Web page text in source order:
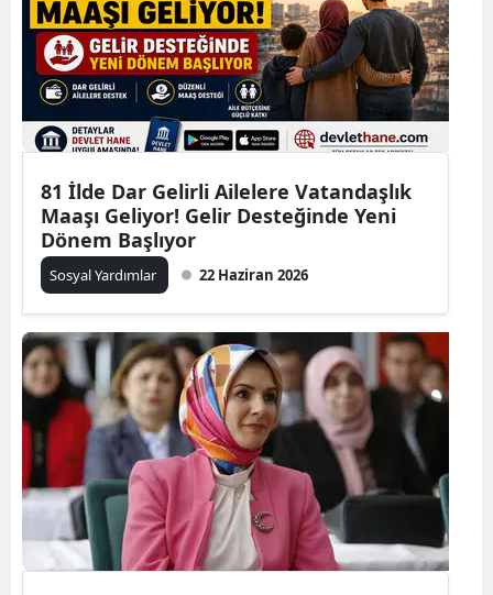
81 İlde Dar Gelirli Ailelere Vatandaşlık
Maaşı Geliyor! Gelir Desteğinde Yeni
Dönem Başlıyor
Sosyal Yardımlar 22 Haziran 2026